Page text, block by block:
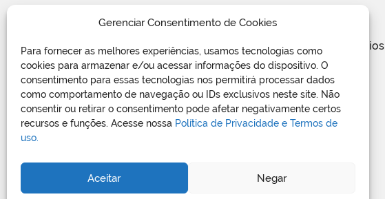
Gerenciar Consentimento de Cookies
Para fornecer as melhores experiências, usamos tecnologias como
cookies para armazenar e/ou acessar informações do dispositivo. O
consentimento para essas tecnologias nos permitirá processar dados
como comportamento de navegação ou IDs exclusivos neste site. Não
consentir ou retirar o consentimento pode afetar negativamente certos
recursos e funções. Acesse nossa Política de Privacidade e Termos de
uso.
Aceitar Negar
COVID-19
Editais e Avisos
Notícias
Relatório de Projetos e Execução
de Obras Públicas
Sem categoria
Vagas de Emprego
Feed de posts
Feed de comentários
WordPress.org